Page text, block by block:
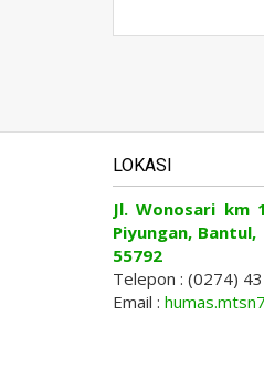
LOKASI
Jl. Wonosari km
Piyungan,
55792
Telepon : (0274)
Email :